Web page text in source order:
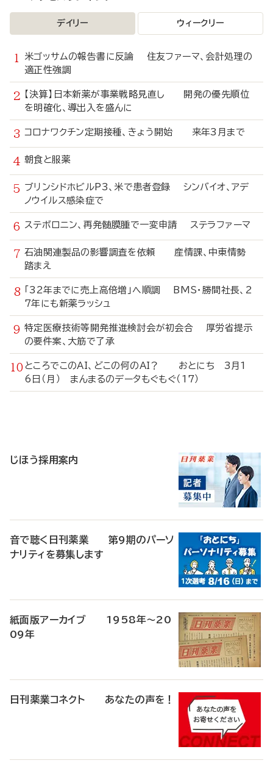
デイリー ウィークリー
米ゴッサムの報告書に反論 住友ファーマ、会計処理の
適正性強調
【決算】日本新薬が事業戦略見直し 開発の優先順位
を明確化、導出入を盛んに
コロナワクチン定期接種、きょう開始 来年3月まで
朝食と服薬
ブリンシドホビルP3、米で患者登録 シンバイオ、アデ
ノウイルス感染症で
ステボロニン、再発髄膜腫で一変申請 ステラファーマ
石油関連製品の影響調査を依頼 産情課、中東情勢
踏まえ
「32年までに売上高倍増」へ順調 BMS・勝間社長、2
7年にも新薬ラッシュ
特定医療技術等開発推進検討会が初会合 厚労省提示
の要件案、大筋で了承
ところでこのAI、どこの何のAI？ おとにち 3月1
6日（月） まんまるのデータもぐもぐ（17）
じほう採用案内
音で聴く日刊薬業 第9期のパーソ
ナリティを募集します
紙面版アーカイブ 1958年～20
09年
日刊薬業コネクト あなたの声を！